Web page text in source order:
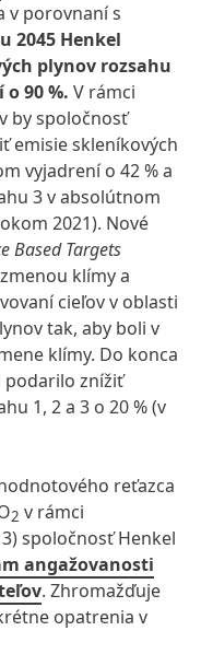
v porovnaní s
2045 Henkel
plynov rozsahu
90 %. V rámci
by spoločnosť
emisie skleníkových
vyjadrení o 42 % a
3 v absolútnom
2021). Nové
Based Targets
klímy a
cieľov v oblasti
tak, aby boli v
klímy. Do konca
podarilo znížiť
1, 2 a 3 o 20 % (v
reťazca
2 v rámci
spoločnosť Henkel
angažovanosti
. Zhromažďuje
opatrenia v